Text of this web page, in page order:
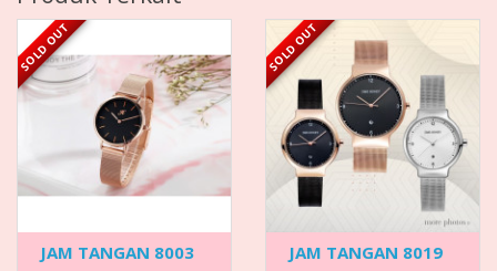
SOLD OUT
JAM TANGAN 8003
SOLD OUT
JAM TANGAN 8019